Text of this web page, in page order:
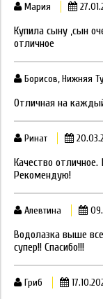
Мария
Купила сыну ,сын
отличное
Борисов, Нижняя
Отличная на
Ринат
Качество
Рекомендую!
Алевтина
Водолазка выше
супер!! Спасибо!!!
Гриб